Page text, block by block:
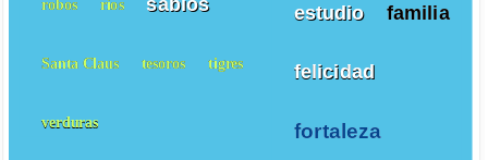
estudio familia
felicidad
fortaleza
robos ríos
Santa Claus tesoros tigres
verduras